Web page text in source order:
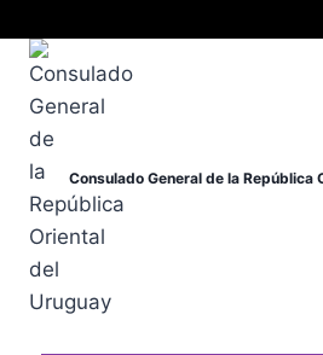
Consulado General de la República